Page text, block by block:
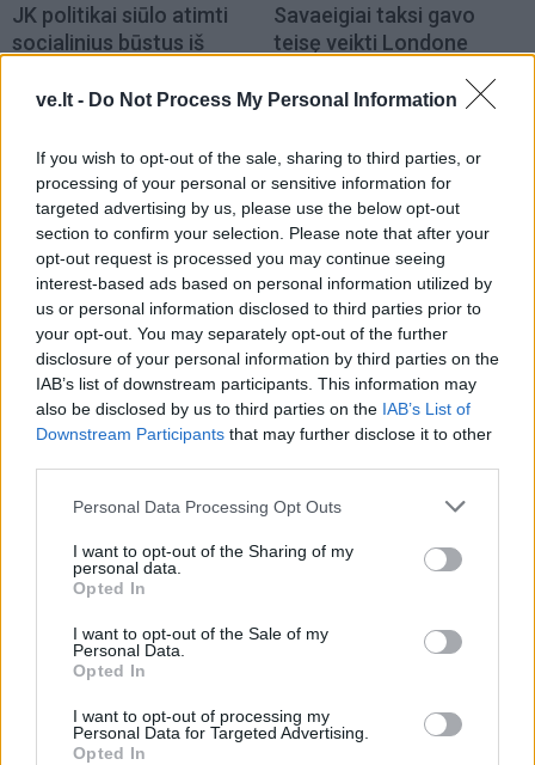
ve.lt - Do Not Process My Personal Information
If you wish to opt-out of the sale, sharing to third parties, or
processing of your personal or sensitive information for
targeted advertising by us, please use the below opt-out
section to confirm your selection. Please note that after your
opt-out request is processed you may continue seeing
interest-based ads based on personal information utilized by
us or personal information disclosed to third parties prior to
your opt-out. You may separately opt-out of the further
disclosure of your personal information by third parties on the
IAB’s list of downstream participants. This information may
also be disclosed by us to third parties on the IAB’s List of
Downstream Participants that may further disclose it to other
Personal Data Processing Opt Outs
I want to opt-out of the Sharing of my
personal data.
Opted In
I want to opt-out of the Sale of my
Personal Data.
Opted In
I want to opt-out of processing my
Personal Data for Targeted Advertising.
Opted In
JK politikai siūlo atimti
socialinius būstus iš
Savaeigiai taksi gavo
teisę veikti Londone
Pasaulis
JK nuteistas vyras, trejus
metus šaldiklyje laikęs...
motinos kūną
Pasaulis
Išėjo uogauti – bet rado
šį tą daugiau